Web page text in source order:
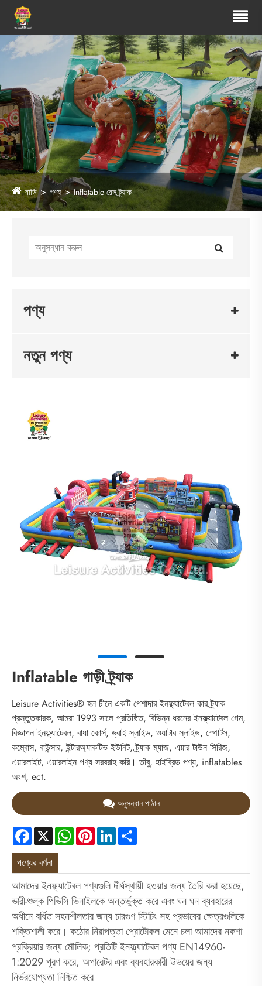
বাড়ি পণ্য Inflatable রেস ট্র্যাক
পণ্য
নতুন পণ্য
Inflatable গাড়ী ট্র্যাক
Leisure Activities® হল চীনে একটি পেশাদার ইনফ্ল্যাটেবল কার ট্র্যাক
প্রস্তুতকারক, আমরা 1993 সালে প্রতিষ্ঠিত, বিভিন্ন ধরনের ইনফ্ল্যাটেবল গেম,
বিজ্ঞাপন ইনফ্ল্যাটেবল, বাধা কোর্স, ড্রাই স্লাইড, ওয়াটার স্লাইড, স্পোর্টস,
কম্বোস, বাউন্সার, ইন্টারঅ্যাকটিভ ইউনিট, ট্র্যাক ম্যাজ, এয়ার টাউন সিরিজ,
এয়ারলাইট, এয়ারলাইন পণ্য সরবরাহ করি। তাঁবু, হাইব্রিড পণ্য, inflatables
অংশ, ect.
অনুসন্ধান পাঠান
Facebook
X WhatsApp
PinterestLinkedIn
পণ্যের বর্ণনা
আমাদের ইনফ্ল্যাটেবল পণ্যগুলি দীর্ঘস্থায়ী হওয়ার জন্য তৈরি করা হয়েছে,
ভারী-শুল্ক পিভিসি ভিনাইলকে অন্তর্ভুক্ত করে এবং ঘন ঘন ব্যবহারের
অধীনে বর্ধিত সহনশীলতার জন্য চারগুণ স্টিচিং সহ প্রভাবের ক্ষেত্রগুলিকে
শক্তিশালী করে। কঠোর নিরাপত্তা প্রোটোকল মেনে চলা আমাদের নকশা
প্রক্রিয়ার জন্য মৌলিক; প্রতিটি ইনফ্ল্যাটেবল পণ্য EN14960-
1:2029 পূরণ করে, অপারেটর এবং ব্যবহারকারী উভয়ের জন্য
নির্ভরযোগ্যতা নিশ্চিত করে